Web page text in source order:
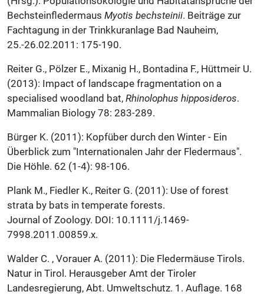
Bechsteinfledermaus Myotis bechsteinii. Beiträge zur
Fachtagung in der Trinkkuranlage Bad Nauheim,
25.-26.02.2011: 175-190.
Reiter G., Pölzer E., Mixanig H., Bontadina F., Hüttmeir U.
(2013): Impact of landscape fragmentation on a
specialised woodland bat, Rhinolophus hipposideros.
Mammalian Biology 78: 283-289.
Bürger K. (2011): Kopfüber durch den Winter - Ein
Überblick zum "Internationalen Jahr der Fledermaus".
Die Höhle. 62 (1-4): 98-106.
Plank M., Fiedler K., Reiter G. (2011): Use of forest
strata by bats in temperate forests.
Journal of Zoology. DOI: 10.1111/j.1469-
7998.2011.00859.x.
Walder C. , Vorauer A. (2011): Die Fledermäuse Tirols.
Natur in Tirol. Herausgeber Amt der Tiroler
Landesregierung, Abt. Umweltschutz. 1. Auflage. 168